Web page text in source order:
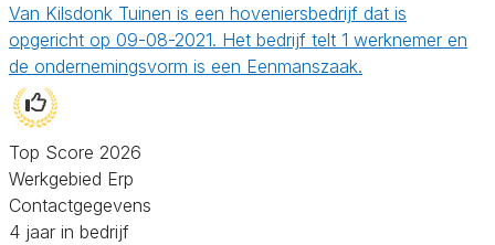
Van Kilsdonk Tuinen is een hoveniersbedrijf dat is
opgericht op 09-08-2021. Het bedrijf telt 1 werknemer en
de ondernemingsvorm is een Eenmanszaak.
Top Score 2026
Werkgebied Erp
Contactgegevens
4 jaar in bedrijf